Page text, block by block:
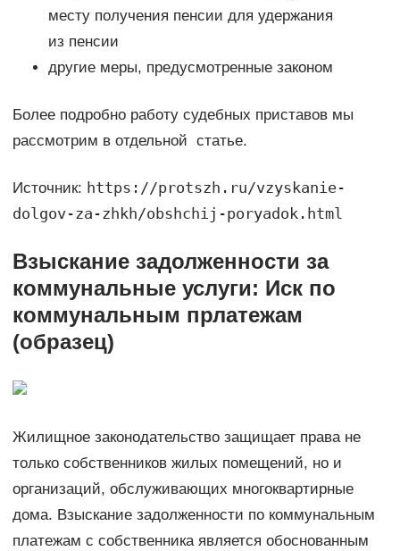
месту получения пенсии для удержания
из пенсии
другие меры, предусмотренные законом
Более подробно работу судебных приставов мы
рассмотрим в отдельной статье.
Источник: https://protszh.ru/vzyskanie-
dolgov-za-zhkh/obshchij-poryadok.html
Взыскание задолженности за
коммунальные услуги: Иск по
коммунальным прлатежам
(образец)
Жилищное законодательство защищает права не
только собственников жилых помещений, но и
организаций, обслуживающих многоквартирные
дома. Взыскание задолженности по коммунальным
платежам с собственника является обоснованным